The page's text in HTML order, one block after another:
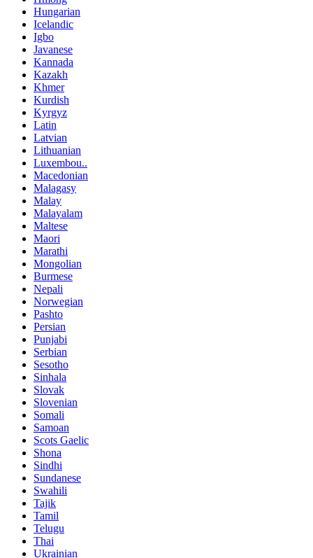
Hungarian
Icelandic
Igbo
Javanese
Kannada
Kazakh
Khmer
Kurdish
Kyrgyz
Latin
Latvian
Lithuanian
Luxembou..
Macedonian
Malagasy
Malay
Malayalam
Maltese
Maori
Marathi
Mongolian
Burmese
Nepali
Norwegian
Pashto
Persian
Punjabi
Serbian
Sesotho
Sinhala
Slovak
Slovenian
Somali
Samoan
Scots Gaelic
Shona
Sindhi
Sundanese
Swahili
Tajik
Tamil
Telugu
Thai
Ukrainian